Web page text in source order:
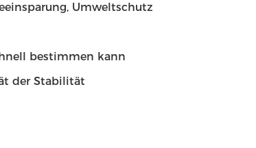
Umweltschutz
bestimmen kann
der Stabilität